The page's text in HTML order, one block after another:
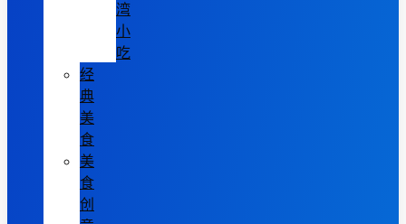
湾
小
吃
经
典
美
食
美
食
创